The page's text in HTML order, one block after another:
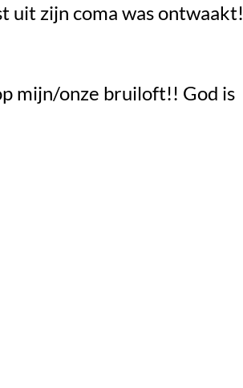
uit zijn coma was ontwaakt!
mijn/onze bruiloft!! God is